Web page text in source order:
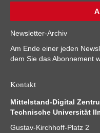
Newsletter-Archiv
Am Ende einer jeden
dem Sie das Abonnement
Kontakt
Mittelstand-Digital
Technische Universität
Gustav-Kirchhoff-Platz 2